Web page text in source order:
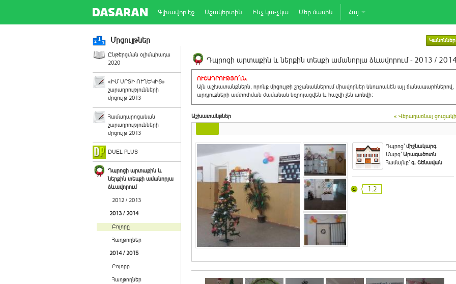
Գլխավոր էջ Աշակերտին Ինչ կա-չկա Մեր մասին Հայ
Մրցույթներ Կանոններ
Ընթերցման օլիմպիադա
2020
«ԻՄ ՍՐՏԻ ՈՒՂԵԿԻՑ»
շարադրությունների
մրցույթ 2013
Համադպրոցական
շարադրությունների
մրցույթ 2013
DUEL PLUS
Դպրոցի արտաքին և
ներքին տեսքի ամանորյա
ձևավորում
2012 / 2013
2013 / 2014
Բոլորը
Հաղթողներ
2014 / 2015
Բոլորը
Հաղթողներ
Դպրոցի արտաքին և ներքին տեսքի ամանորյա ձևավորում - 2013 / 2014
ՈՒՇԱԴՐՈՒԹՅՈ´ւՆ.
Այն աշխատանքներն, որոնք մրցույթի շրջանակներում միավորներ կկուտակեն այլ ճանապարհներով,
արդյուքների ամփոփման ժամանակ կզրոյացվեն և հաշվի չեն առնվի:
Աշխատանքներ « Վերադառնալ
Դպրոց`միջնակարգ
Մարզ`Արագածոտն
Համայնք`գ. Շենավան
1.2